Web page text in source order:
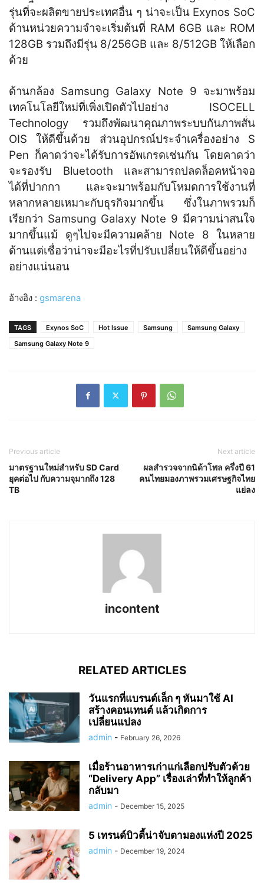
รุ่นที่จะผลิตขายประเทศอื่น ๆ น่าจะเป็น Exynos SoC
ด้านหน่วยความจำจะเริ่มต้นที่ RAM 6GB และ ROM
128GB รวมถึงมีรุ่น 8/256GB และ 8/512GB ให้เลือก
ด้วย
ด้านกล้อง Samsung Galaxy Note 9 จะมาพร้อม
เทคโนโลยีใหม่ที่เพิ่งเปิดตัวไปอย่าง ISOCELL
Technology รวมถึงพัฒนาคุณภาพระบบกันภาพสั่น
OIS ให้ดีขึ้นด้วย ส่วนอุปกรณ์ประจำเครื่องอย่าง S
Pen ก็คาดว่าจะได้รับการอัพเกรดเช่นกัน โดยคาดว่า
จะรองรับ Bluetooth และสามารถปลดล็อคหน้าจอ
ได้ที่ปากกา และจะมาพร้อมกับโหมดการใช้งานที่
หลากหลายเหมาะกับธุรกิจมากขึ้น ซึ่งในภาพรวมก็
เรียกว่า Samsung Galaxy Note 9 มีความน่าสนใจ
มากขึ้นแม้ ดูๆไปจะมีความคล้าย Note 8 ในหลาย
ด้านแต่เชื่อว่าน่าจะมีอะไรที่ปรับเปลี่ยนให้ดีขึ้นอย่าง
อย่างแน่นอน
อ้างอิง : gsmarena
TAGS Exynos SoC Hot Issue Samsung
Samsung Galaxy
Samsung Galaxy Note 9
Previous article
มาตรฐานใหม่สำหรับ SD Card
ยุคต่อไป กับความจุมากถึง 128
TB
Next article
ผลสำรวจจากนิด้าโพล ครึ่งปี 61
คนไทยมองภาพรวมเศรษฐกิจไทย
แย่ลง
incontent
RELATED ARTICLES
วันแรกที่แบรนด์เล็ก ๆ หันมาใช้ AI
สร้างคอนเทนต์ แล้วเกิดการ
เปลี่ยนแปลง
admin - February 26, 2026
เมื่อร้านอาหารเก่าแก่เลือกปรับตัวด้วย
“Delivery App” เรื่องเล่าที่ทำให้ลูกค้า
กลับมา
admin - December 15, 2025
5 เทรนด์บิวตี้น่าจับตามองแห่งปี 2025
admin - December 19, 2024